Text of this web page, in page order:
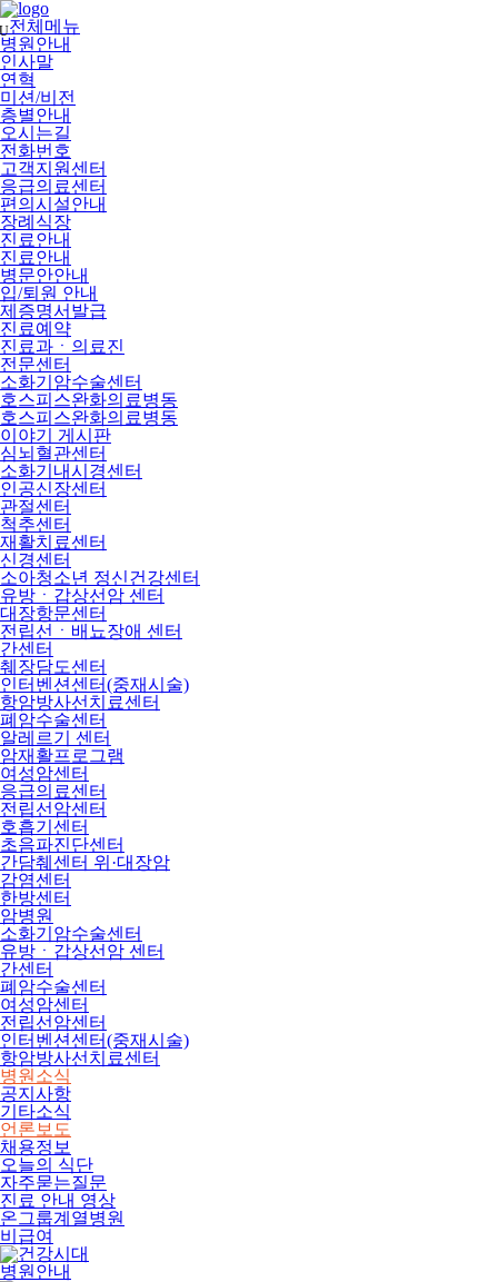
메
뉴
건
너
뛰
기
전체메뉴
병원안내
인사말
연혁
미션/비전
층별안내
오시는길
전화번호
고객지원센터
응급의료센터
편의시설안내
장례식장
진료안내
진료안내
병문안안내
입/퇴원 안내
제증명서발급
진료예약
진료과ㆍ의료진
전문센터
소화기암수술센터
호스피스완화의료병동
호스피스완화의료병동
이야기 게시판
심뇌혈관센터
소화기내시경센터
인공신장센터
관절센터
척추센터
재활치료센터
신경센터
소아청소년 정신건강센터
유방ㆍ갑상선암 센터
대장항문센터
전립선ㆍ배뇨장애 센터
간센터
췌장담도센터
인터벤션센터(중재시술)
항암방사선치료센터
폐암수술센터
알레르기 센터
암재활프로그램
여성암센터
응급의료센터
전립선암센터
호흡기센터
초음파진단센터
간담췌센터 위·대장암
감염센터
한방센터
암병원
소화기암수술센터
유방ㆍ갑상선암 센터
간센터
폐암수술센터
여성암센터
전립선암센터
인터벤션센터(중재시술)
항암방사선치료센터
병원소식
공지사항
기타소식
언론보도
채용정보
오늘의 식단
자주묻는질문
진료 안내 영상
온그룹계열병원
비급여
병원안내